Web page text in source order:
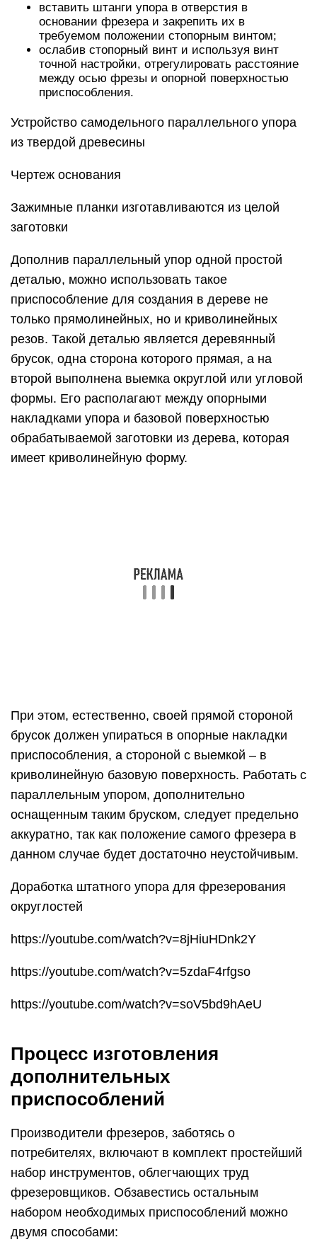
вставить штанги упора в отверстия в
основании фрезера и закрепить их в
требуемом положении стопорным винтом;
ослабив стопорный винт и используя винт
точной настройки, отрегулировать расстояние
между осью фрезы и опорной поверхностью
приспособления.
Устройство самодельного параллельного упора
из твердой древесины
Чертеж основания
Зажимные планки изготавливаются из целой
заготовки
Дополнив параллельный упор одной простой
деталью, можно использовать такое
приспособление для создания в дереве не
только прямолинейных, но и криволинейных
резов. Такой деталью является деревянный
брусок, одна сторона которого прямая, а на
второй выполнена выемка округлой или угловой
формы. Его располагают между опорными
накладками упора и базовой поверхностью
обрабатываемой заготовки из дерева, которая
имеет криволинейную форму.
При этом, естественно, своей прямой стороной
брусок должен упираться в опорные накладки
приспособления, а стороной с выемкой – в
криволинейную базовую поверхность. Работать с
параллельным упором, дополнительно
оснащенным таким бруском, следует предельно
аккуратно, так как положение самого фрезера в
данном случае будет достаточно неустойчивым.
Доработка штатного упора для фрезерования
округлостей
https://youtube.com/watch?v=8jHiuHDnk2Y
https://youtube.com/watch?v=5zdaF4rfgso
https://youtube.com/watch?v=soV5bd9hAeU
Процесс изготовления
дополнительных
приспособлений
Производители фрезеров, заботясь о
потребителях, включают в комплект простейший
набор инструментов, облегчающих труд
фрезеровщиков. Обзавестись остальным
набором необходимых приспособлений можно
двумя способами: